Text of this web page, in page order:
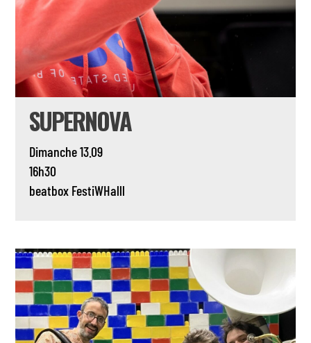
SUPERNOVA
Dimanche 13.09
16h30
beatbox FestiWHalll